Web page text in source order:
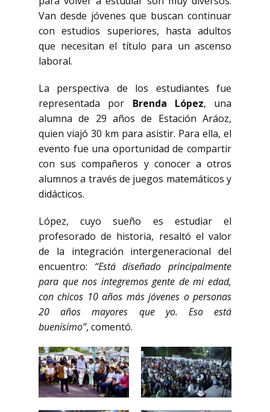
Van desde jóvenes que buscan continuar
con estudios superiores, hasta adultos
que necesitan el título para un ascenso
laboral.
La perspectiva de los estudiantes fue
representada por Brenda López, una
alumna de 29 años de Estación Aráoz,
quien viajó 30 km para asistir. Para ella, el
evento fue una oportunidad de compartir
con sus compañeros y conocer a otros
alumnos a través de juegos matemáticos y
didácticos.
López, cuyo sueño es estudiar el
profesorado de historia, resaltó el valor
de la integración intergeneracional del
encuentro: “Está diseñado principalmente
para que nos integremos gente de mi edad,
con chicos 10 años más jóvenes o personas
20 años mayores que yo. Eso está
buenísimo”, comentó.